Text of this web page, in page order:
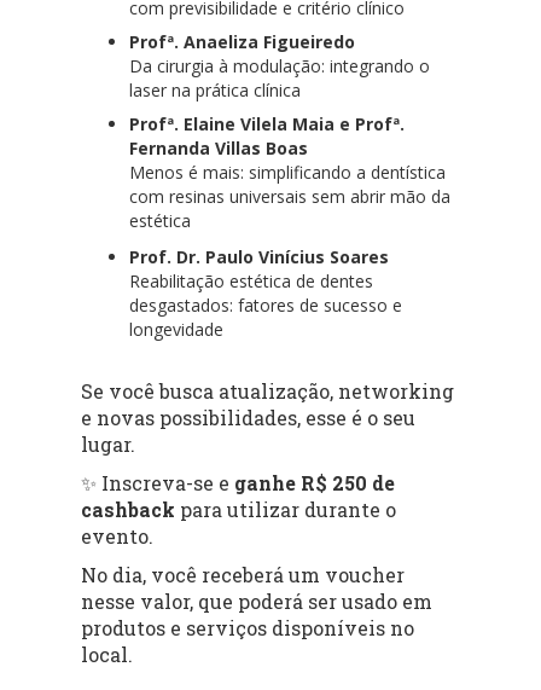
com previsibilidade e critério clínico
Profª. Anaeliza Figueiredo
Da cirurgia à modulação: integrando o
laser na prática clínica
Profª. Elaine Vilela Maia e Profª.
Fernanda Villas Boas
Menos é mais: simplificando a dentística
com resinas universais sem abrir mão da
estética
Prof. Dr. Paulo Vinícius Soares
Reabilitação estética de dentes
desgastados: fatores de sucesso e
longevidade
Se você busca atualização, networking
e novas possibilidades, esse é o seu
lugar.
✨ Inscreva-se e ganhe R$ 250 de
cashback para utilizar durante o
evento.
No dia, você receberá um voucher
nesse valor, que poderá ser usado em
produtos e serviços disponíveis no
local.